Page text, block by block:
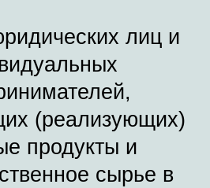
лиц и
(реализующих)
продукты и
сырье в